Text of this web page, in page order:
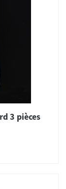
3 pièces